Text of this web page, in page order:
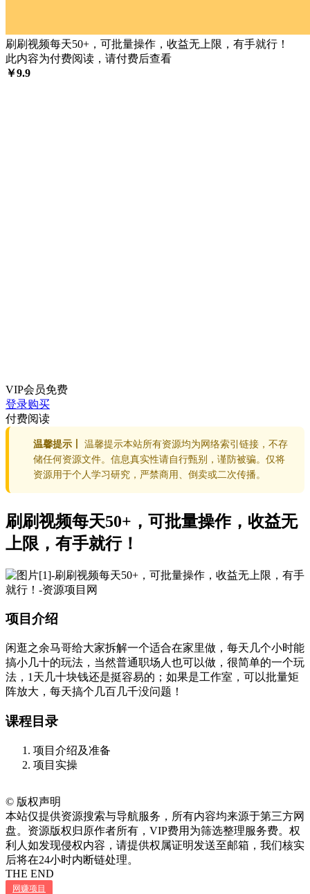
刷刷视频每天50+，可批量操作，收益无上限，有手就行！
此内容为付费阅读，请付费后查看
￥9.9
VIP会员免费
登录购买
付费阅读
温馨提示丨
温馨提示本站所有资源均为网络索引链接，不存
储任何资源文件。信息真实性请自行甄别，谨防被骗。仅将
资源用于个人学习研究，严禁商用、倒卖或二次传播。
刷刷视频每天50+，可批量操作，收益无
上限，有手就行！
项目介绍
闲逛之余马哥给大家拆解一个适合在家里做，每天几个小时能
搞小几十的玩法，当然普通职场人也可以做，很简单的一个玩
法，1天几十块钱还是挺容易的；如果是工作室，可以批量矩
阵放大，每天搞个几百几千没问题！
课程目录
项目介绍及准备
项目实操
© 版权声明
本站仅提供资源搜索与导航服务，所有内容均来源于第三方网
盘。资源版权归原作者所有，VIP费用为筛选整理服务费。权
利人如发现侵权内容，请提供权属证明发送至邮箱，我们核实
后将在24小时内断链处理。
THE END
网赚项目